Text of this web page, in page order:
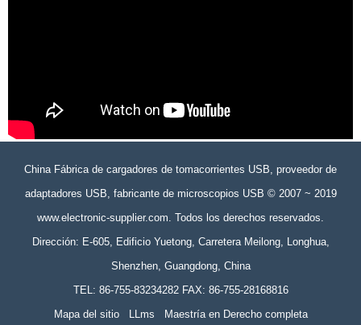
China Fábrica de cargadores de tomacorrientes USB, proveedor de
adaptadores USB, fabricante de microscopios USB © 2007 ~ 2019
www.electronic-supplier.com. Todos los derechos reservados.
Dirección: E-605, Edificio Yuetong, Carretera Meilong, Longhua,
Shenzhen, Guangdong, China
TEL: 86-755-83234282 FAX: 86-755-28168816
Mapa del sitio
LLms Maestría en Derecho completa